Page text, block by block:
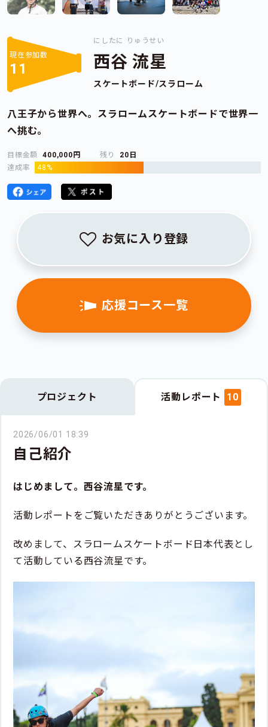
現在参加数
11
にしたに りゅうせい
西谷 流星
スケートボード/スラローム
八王子から世界へ。スラロームスケートボードで世界一
へ挑む。
目標金額 400,000円 残り
20日
達成率
48%
お気に入り登録
応援コース一覧
プロジェクト 活動レポート 10
2026/06/01 18:39
自己紹介
はじめまして。西谷流星です。
活動レポートをご覧いただきありがとうございます。
改めまして、スラロームスケートボード日本代表とし
て活動している西谷流星です。